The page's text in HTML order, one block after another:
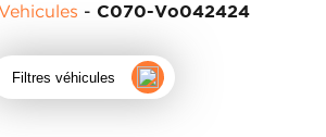
Vehicules - C070-Vo042424
Filtres véhicules